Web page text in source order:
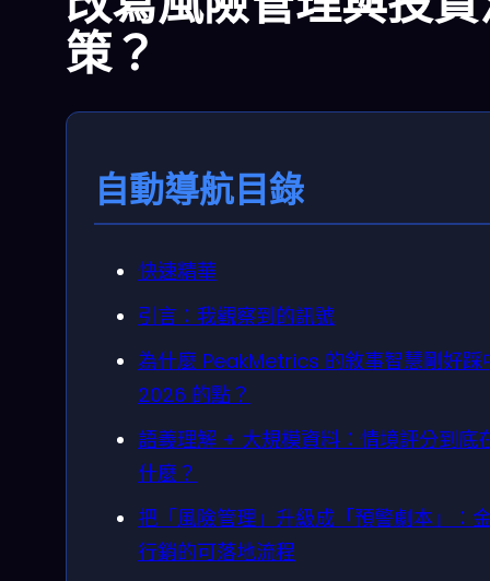
策？
自動導航目錄
快速精華
引言：我觀察到的訊號
為什麼 PeakMetrics 的敘事智慧剛好踩
2026 的點？
語義理解 + 大規模資料：情境評分到底
什麼？
把「風險管理」升級成「預警劇本」：
行銷的可落地流程